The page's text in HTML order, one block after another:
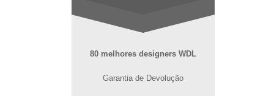
80 melhores designers WDL
Garantia de Devolução